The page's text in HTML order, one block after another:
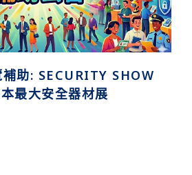
助: SECURITY SHOW
最大安全器材展